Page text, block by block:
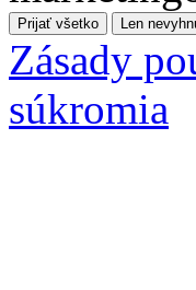
Prijať všetko Len
Zásady
súkromia